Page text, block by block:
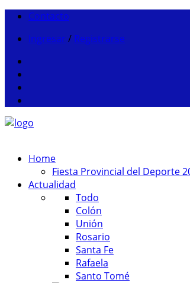
Contacto
Ingresar / Registrarse
Home
Fiesta Provincial del Deporte
Actualidad
Todo
Colón
Unión
Rosario
Santa Fe
Rafaela
Santo Tomé